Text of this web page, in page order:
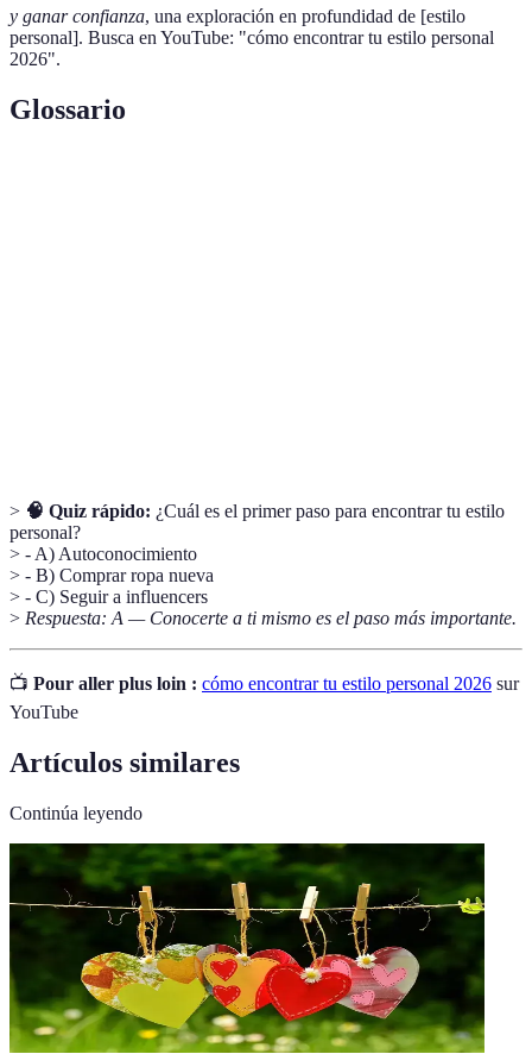
y ganar confianza, una exploración en profundidad de [estilo
personal]. Busca en YouTube: "cómo encontrar tu estilo personal
2026".
Glossario
> 🧠 Quiz rápido: ¿Cuál es el primer paso para encontrar tu estilo
personal?
> - A) Autoconocimiento
> - B) Comprar ropa nueva
> - C) Seguir a influencers
> Respuesta: A — Conocerte a ti mismo es el paso más importante.
📺 Pour aller plus loin : cómo encontrar tu estilo personal 2026 sur
YouTube
Artículos similares
Continúa leyendo